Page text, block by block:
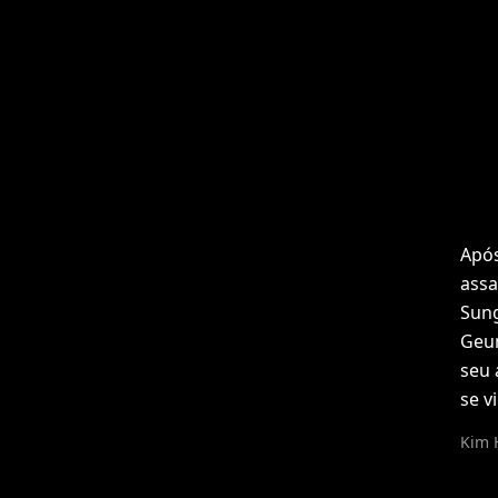
seu
se
Kim